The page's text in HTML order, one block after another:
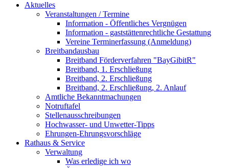
Aktuelles
Veranstaltungen / Termine
Information - Öffentliches Vergnügen
Information - gaststättenrechtliche Gestattung
Vereine Terminerfassung (Anmeldung)
Breitbandausbau
Breitband Förderverfahren "BayGibitR"
Breitband, 1. Erschließung
Breitband, 2. Erschließung
Breitband, 2. Erschließung, 2. Anlauf
Amtliche Bekanntmachungen
Notruftafel
Stellenausschreibungen
Hochwasser- und Unwetter-Tipps
Ehrungen-Ehrungsvorschläge
Rathaus & Service
Verwaltung
Was erledige ich wo